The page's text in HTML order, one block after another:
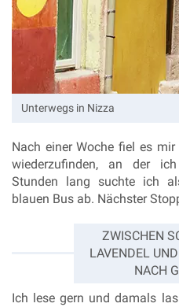
Unterwegs in Nizza
Nach einer Woche fiel es
wiederzufinden, an der
Stunden lang suchte ich
blauen Bus ab. Nächster
ZWISCHEN
LAVENDEL
NACH
Ich lese gern und damals